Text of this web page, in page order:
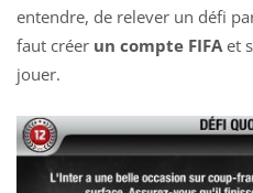
entendre, de relever un défi
faut créer un compte FIFA et
jouer.